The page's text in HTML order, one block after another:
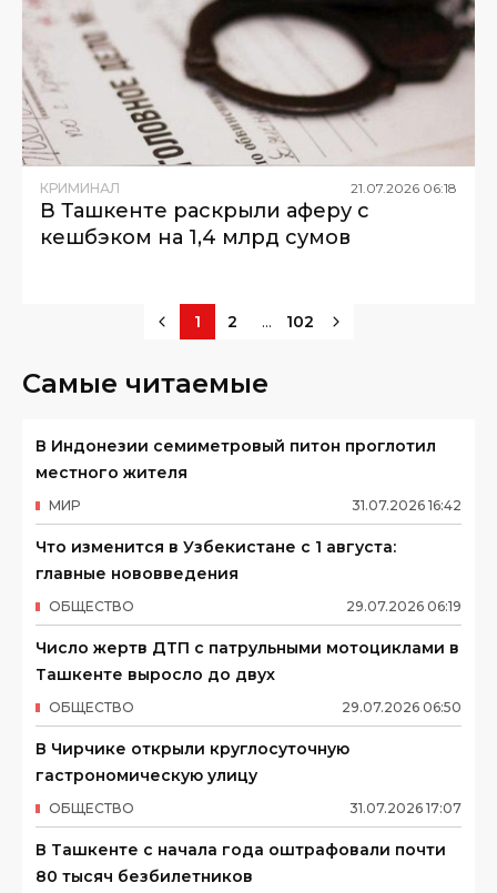
КРИМИНАЛ 21 07 2026 06:18
В Ташкенте раскрыли аферу с
кешбэком на 1,4 млрд сумов
1 2 ... 102
Самые читаемые
В Индонезии семиметровый питон проглотил
местного жителя
31.07.2026 16:42
МИР
Что изменится в Узбекистане с 1 августа:
главные нововведения
29.07.2026 06:19
ОБЩЕСТВО
Число жертв ДТП с патрульными мотоциклами в
Ташкенте выросло до двух
29.07.2026 06:50
ОБЩЕСТВО
В Чирчике открыли круглосуточную
гастрономическую улицу
31.07.2026 17:07
ОБЩЕСТВО
В Ташкенте с начала года оштрафовали почти
80 тысяч безбилетников